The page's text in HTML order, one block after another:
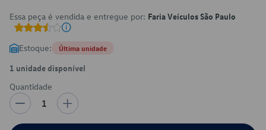
Essa peça é vendida e entregue por: Faria Veículos São Paulo
Estoque: Última unidade
1 unidade disponível
Quantidade
1